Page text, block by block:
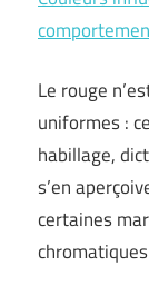
Le rouge
uniformes :
habillage,
s’en
certaines